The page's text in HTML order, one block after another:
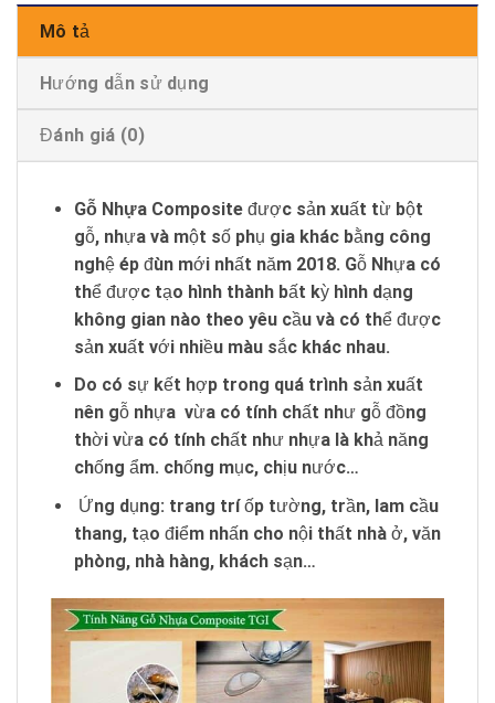
Mô tả
Đánh giá (0)
Hướng dẫn sử dụng
Gỗ Nhựa Compositeđược sản xuất từ bột
gỗ, nhựa và một số phụ gia khác bằng công
nghệ ép đùn mới nhất năm 2018. Gỗ Nhựa có
thể được tạo hình thành bất kỳ hình dạng
không gian nào theo yêu cầu và có thể được
sản xuất với nhiều màu sắc khác nhau.
Do có sự kết hợp trong quá trình sản xuất
nên gỗ nhựa vừa có tính chất như gỗ đồng
thời vừa có tính chất như nhựa là khả năng
chống ẩm. chống mục, chịu nước…
Ứng dụng: trang trí ốp tường, trần, lam cầu
thang, tạo điểm nhấn cho nội thất nhà ở, văn
phòng, nhà hàng, khách sạn…